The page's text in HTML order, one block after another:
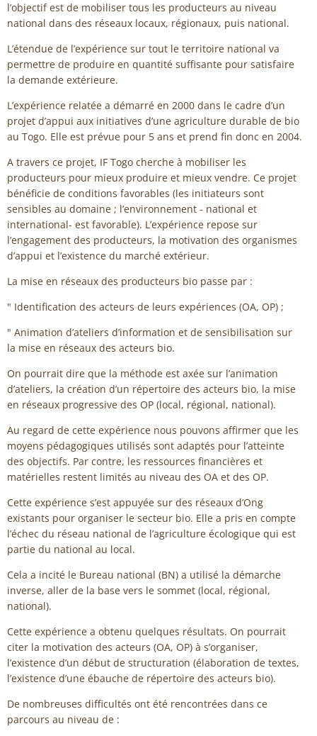
l’objectif est de mobiliser tous les producteurs au niveau
national dans des réseaux locaux, régionaux, puis national.
L’étendue de l’expérience sur tout le territoire national va
permettre de produire en quantité suffisante pour satisfaire
la demande extérieure.
L’expérience relatée a démarré en 2000 dans le cadre d’un
projet d’appui aux initiatives d’une agriculture durable de bio
au Togo. Elle est prévue pour 5 ans et prend fin donc en 2004.
A travers ce projet, IF Togo cherche à mobiliser les
producteurs pour mieux produire et mieux vendre. Ce projet
bénéficie de conditions favorables (les initiateurs sont
sensibles au domaine ; l’environnement - national et
international- est favorable). L’expérience repose sur
l’engagement des producteurs, la motivation des organismes
d’appui et l’existence du marché extérieur.
La mise en réseaux des producteurs bio passe par :
" Identification des acteurs de leurs expériences (OA, OP) ;
" Animation d’ateliers d’information et de sensibilisation sur
la mise en réseaux des acteurs bio.
On pourrait dire que la méthode est axée sur l’animation
d’ateliers, la création d’un répertoire des acteurs bio, la mise
en réseaux progressive des OP (local, régional, national).
Au regard de cette expérience nous pouvons affirmer que les
moyens pédagogiques utilisés sont adaptés pour l’atteinte
des objectifs. Par contre, les ressources financières et
matérielles restent limités au niveau des OA et des OP.
Cette expérience s’est appuyée sur des réseaux d’Ong
existants pour organiser le secteur bio. Elle a pris en compte
l’échec du réseau national de l’agriculture écologique qui est
partie du national au local.
Cela a incité le Bureau national (BN) a utilisé la démarche
inverse, aller de la base vers le sommet (local, régional,
national).
Cette expérience a obtenu quelques résultats. On pourrait
citer la motivation des acteurs (OA, OP) à s’organiser,
l’existence d’un début de structuration (élaboration de textes,
l’existence d’une ébauche de répertoire des acteurs bio).
De nombreuses difficultés ont été rencontrées dans ce
parcours au niveau de :